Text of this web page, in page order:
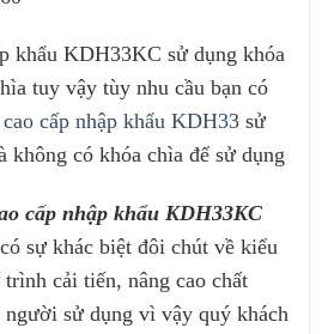
khẩu KDH33KC sử dụng khóa
tuy vậy tùy nhu cầu bạn có
cấp nhập khẩu KDH33 sử
không có khóa chìa để sử dụng
cấp nhập khẩu KDH33KC
sự khác biệt đôi chút về kiểu
cải tiến, nâng cao chất
người sử dụng vì vậy quý khách